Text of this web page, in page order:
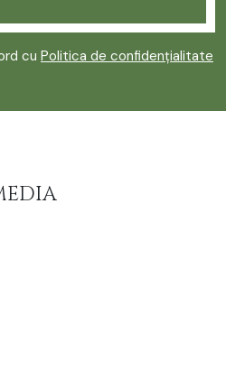
cu Politica de confidențialitate